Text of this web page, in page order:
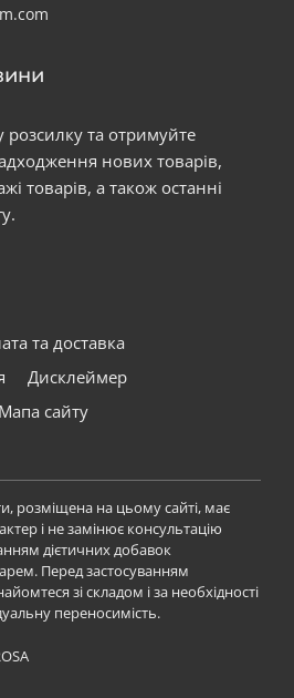
та отримуйте
нових товарів,
товарів, а також останні
та доставка
Дисклеймер
Мапа сайту
розміщена на цьому сайті, має
і не замінює консультацію
дієтичних добавок
Перед застосуванням
зі складом і за необхідності
переносимість.